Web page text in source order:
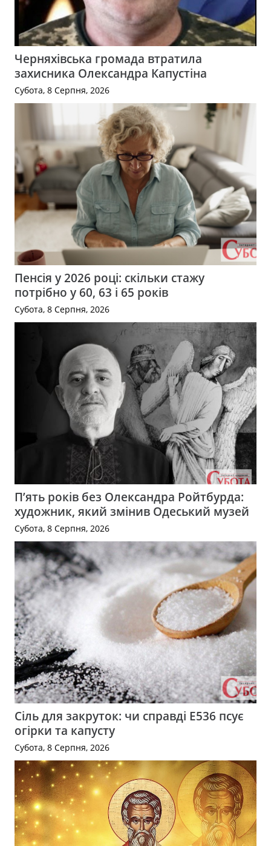
Черняхівська громада втратила
захисника Олександра Капустіна
Субота, 8 Серпня, 2026
Пенсія у 2026 році: скільки стажу
потрібно у 60, 63 і 65 років
Субота, 8 Серпня, 2026
П’ять років без Олександра Ройтбурда:
художник, який змінив Одеський музей
Субота, 8 Серпня, 2026
Сіль для закруток: чи справді Е536 псує
огірки та капусту
Субота, 8 Серпня, 2026